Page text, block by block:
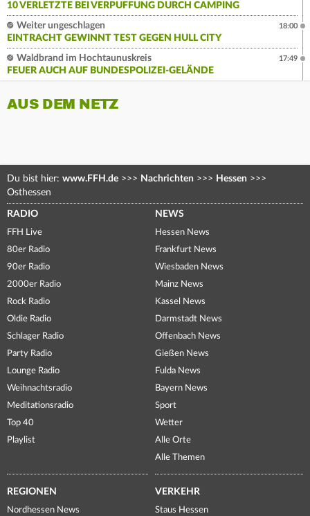
10 VERLETZTE BEI VERPUFFUNG DURCH CAMPING
Weiter ungeschlagen
EINTRACHT GEWINNT TEST GEGEN HULL CITY
18:00
Waldbrand im Hochtaunuskreis
FEUER AUCH AUF BUNDESPOLIZEI-GELÄNDE
17:49
AUS DEM NETZ
Du bist hier: www.FFH.de >>> Nachrichten >>> Hessen >>>
Osthessen
RADIO
FFH Live
80er Radio
90er Radio
2000er Radio
Rock Radio
Oldie Radio
Schlager Radio
Party Radio
Lounge Radio
Weihnachtsradio
Meditationsradio
Top 40
Playlist
NEWS
Hessen News
Frankfurt News
Wiesbaden News
Mainz News
Kassel News
Darmstadt News
Offenbach News
Gießen News
Fulda News
Bayern News
Sport
Wetter
Alle Orte
Alle Themen
REGIONEN
Nordhessen News
VERKEHR
Staus Hessen